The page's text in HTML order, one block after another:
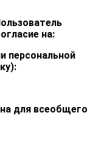
на:
персональной
для всеобщего